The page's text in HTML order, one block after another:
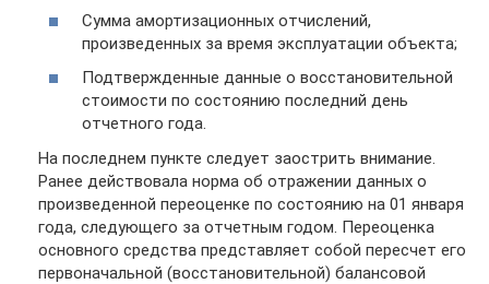
Сумма амортизационных отчислений,
произведенных за время эксплуатации объекта;
Подтвержденные данные о восстановительной
стоимости по состоянию последний день
отчетного года.
На последнем пункте следует заострить внимание.
Ранее действовала норма об отражении данных о
произведенной переоценке по состоянию на 01 января
года, следующего за отчетным годом. Переоценка
основного средства представляет собой пересчет его
первоначальной (восстановительной) балансовой